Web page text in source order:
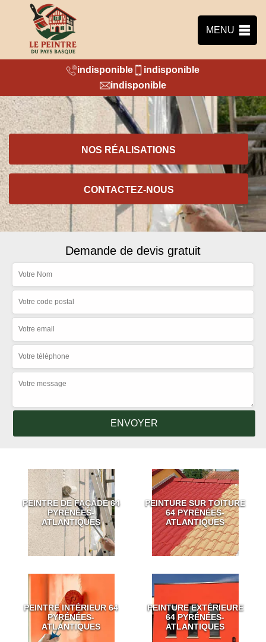
MENU
indisponible
indisponible
indisponible
NOS RÉALISATIONS
CONTACTEZ-NOUS
Demande de devis gratuit
PEINTRE DE FAÇADE 64
PYRÉNÉES-
ATLANTIQUES
PEINTURE SUR TOITURE
64 PYRÉNÉES-
ATLANTIQUES
PEINTRE INTÉRIEUR 64
PYRÉNÉES-
ATLANTIQUES
PEINTURE EXTÉRIEURE
64 PYRÉNÉES-
ATLANTIQUES